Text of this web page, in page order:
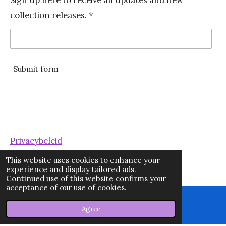
This website uses cookies to enhance your
experience and display tailored ads.
Continued use of this website confirms your
acceptance of our use of cookies.
Agree
b
o
o
a
g
r
m
collection releases. *
Submit form
Privacybeleid
Algemene voorwaarden
Disclaimer